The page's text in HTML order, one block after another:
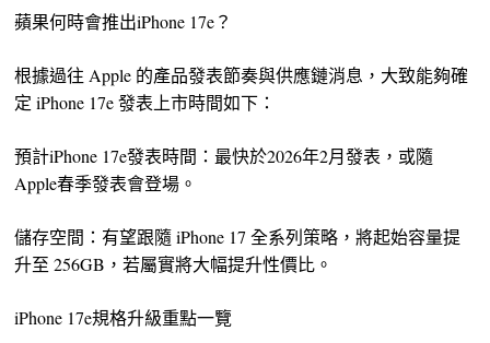
蘋果何時會推出iPhone 17e？
根據過往 Apple 的產品發表節奏與供應鏈消息，大致能夠確
定 iPhone 17e 發表上市時間如下：
預計iPhone 17e發表時間：最快於2026年2月發表，或隨
Apple春季發表會登場。
儲存空間：有望跟隨 iPhone 17 全系列策略，將起始容量提
升至 256GB，若屬實將大幅提升性價比。
iPhone 17e規格升級重點一覽